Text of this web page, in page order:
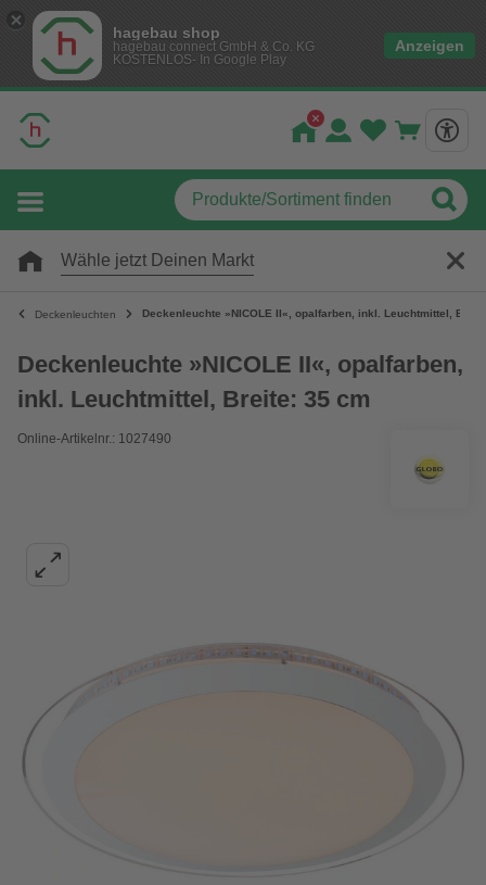
hagebau shop
hagebau connect GmbH & Co. KG
KOSTENLOS- In Google Play
Anzeigen
Wähle jetzt Deinen Markt
Deckenleuchten Deckenleuchte »NICOLE II«, opalfarben, inkl. Leuchtmittel,
Deckenleuchte »NICOLE II«, opalfarben,
inkl. Leuchtmittel, Breite: 35 cm
Online-Artikelnr.: 1027490